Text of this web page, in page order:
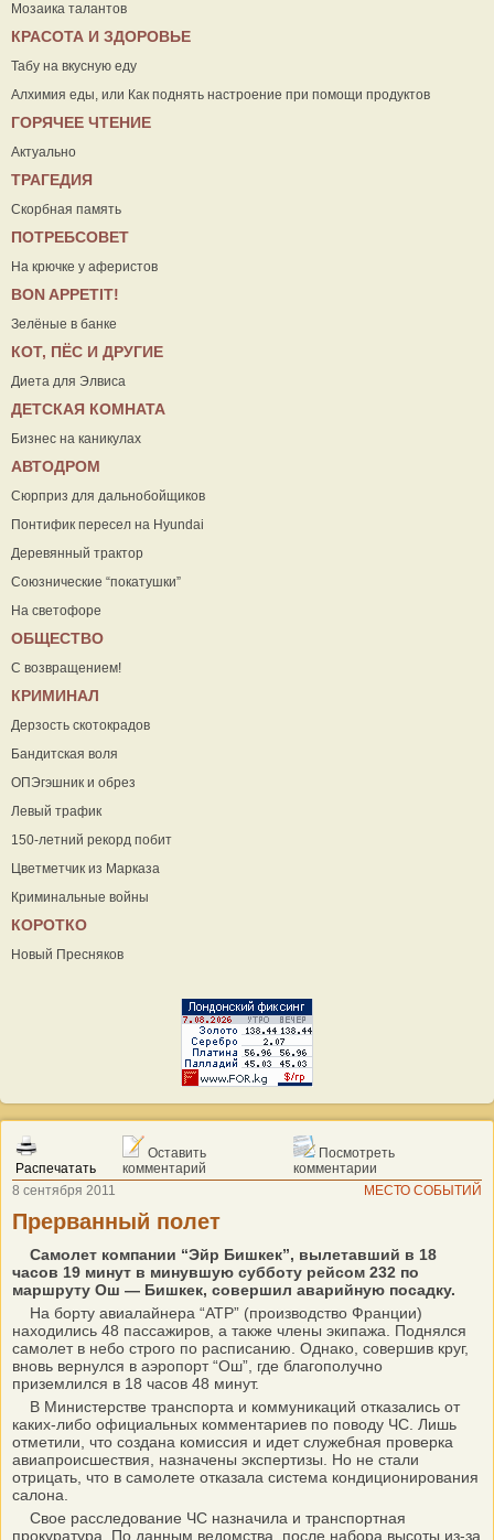
Мозаика талантов
КРАСОТА И ЗДОРОВЬЕ
Табу на вкусную еду
Алхимия еды, или Как поднять настроение при помощи продуктов
ГОРЯЧЕЕ ЧТЕНИЕ
Актуально
ТРАГЕДИЯ
Скорбная память
ПОТРЕБСОВЕТ
На крючке у аферистов
ВON APPETIT!
Зелёные в банке
КОТ, ПЁС И ДРУГИЕ
Диета для Элвиса
ДЕТСКАЯ КОМНАТА
Бизнес на каникулах
АВТОДРОМ
Сюрприз для дальнобойщиков
Понтифик пересел на Hyundai
Деревянный трактор
Союзнические “покатушки”
На светофоре
ОБЩЕСТВО
С возвращением!
КРИМИНАЛ
Дерзость скотокрадов
Бандитская воля
ОПЭгэшник и обрез
Левый трафик
150-летний рекорд побит
Цветметчик из Марказа
Криминальные войны
КОРОТКО
Новый Пресняков
Распечатать
Оставить
комментарий
Посмотреть
комментарии
8 сентября 2011
МЕСТО СОБЫТИЙ
Прерванный полет
Самолет компании “Эйр Бишкек”, вылетавший в 18
часов 19 минут в минувшую субботу рейсом 232 по
маршруту Ош — Бишкек, совершил аварийную посадку.
На борту авиалайнера “АТР” (производство Франции)
находились 48 пассажиров, а также члены экипажа. Поднялся
самолет в небо строго по расписанию. Однако, совершив круг,
вновь вернулся в аэропорт “Ош”, где благополучно
приземлился в 18 часов 48 минут.
В Министерстве транспорта и коммуникаций отказались от
каких-либо официальных комментариев по поводу ЧС. Лишь
отметили, что создана комиссия и идет служебная проверка
авиапроисшествия, назначены экспертизы. Но не стали
отрицать, что в самолете отказала система кондиционирования
салона.
Свое расследование ЧС назначила и транспортная
прокуратура. По данным ведомства, после набора высоты из-за